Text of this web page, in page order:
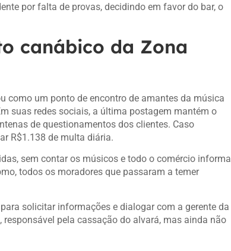
por falta de provas, decidindo em favor do bar, o
canábico da Zona
um ponto de encontro de amantes da música
suas redes sociais, a última postagem mantém o
de questionamentos dos clientes. Caso
R$1.138 de multa diária.
sem contar os músicos e todo o comércio informal
todos os moradores que passaram a temer
solicitar informações e dialogar com a gerente da
pela cassação do alvará, mas ainda não